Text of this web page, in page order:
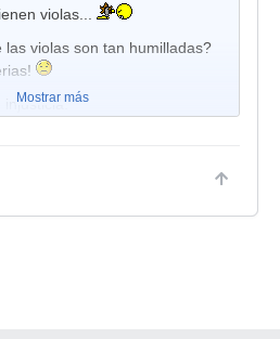
violas...
las violas son tan humilladas?
injusticia.
Mostrar más